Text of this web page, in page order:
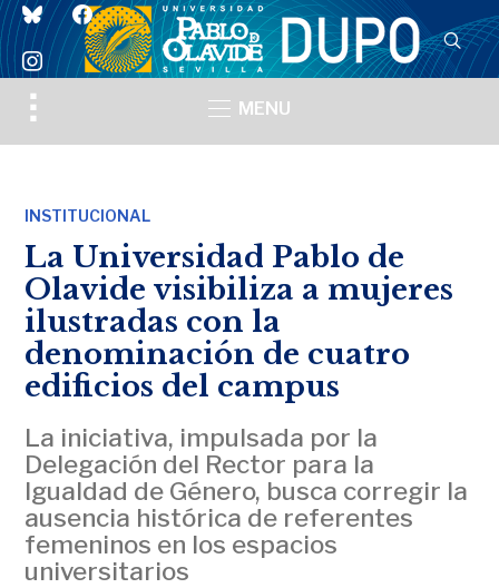
blueskyfacebook
instagram
Toggle
sidebar
MENU
INSTITUCIONAL
La Universidad Pablo de
Olavide visibiliza a mujeres
ilustradas con la
denominación de cuatro
edificios del campus
La iniciativa, impulsada por la
Delegación del Rector para la
Igualdad de Género, busca corregir la
ausencia histórica de referentes
femeninos en los espacios
universitarios